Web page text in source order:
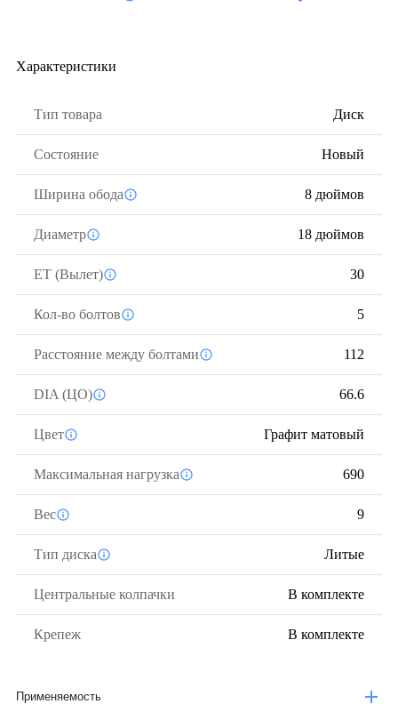
Характеристики
Тип товара Диск
Состояние Новый
Ширина обода 8 дюймов
Диаметр 18 дюймов
ЕТ (Вылет) 30
Кол-во болтов 5
Расстояние между болтами 112
DIA (ЦО) 66.6
Цвет Графит матовый
Максимальная нагрузка 690
Вес 9
Тип диска Литые
Центральные колпачки В комплекте
Крепеж В комплекте
Применяемость